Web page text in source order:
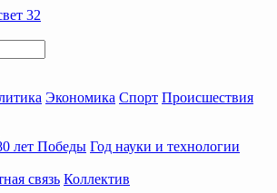
Экономика Спорт Происшествия
лет Победы Год науки и технологии
связь Коллектив